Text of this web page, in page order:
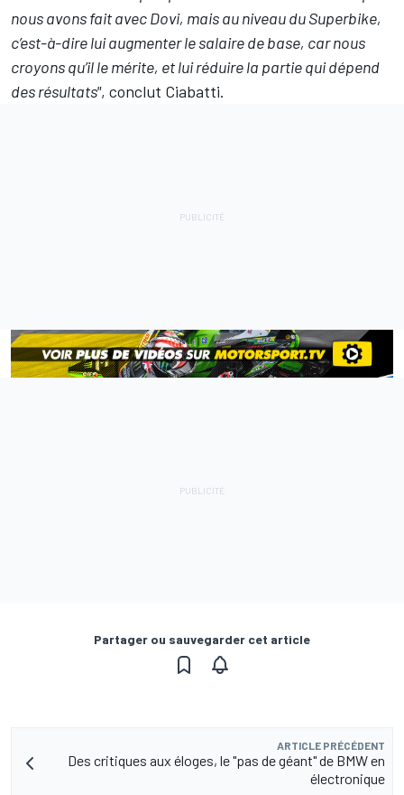
nous avons fait avec Dovi, mais au niveau du Superbike,
c’est-à-dire lui augmenter le salaire de base, car nous
croyons qu’il le mérite, et lui réduire la partie qui dépend
des résultats", conclut Ciabatti.
Partager ou sauvegarder cet article
ARTICLE PRÉCÉDENT
Des critiques aux éloges, le "pas de géant" de BMW en
électronique